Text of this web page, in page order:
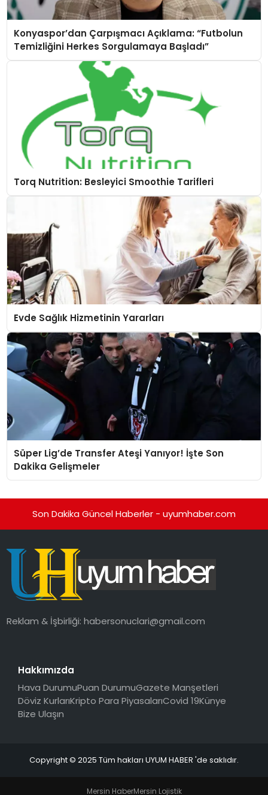
Konyaspor’dan Çarpışmacı Açıklama: “Futbolun
Temizliğini Herkes Sorgulamaya Başladı”
Torq Nutrition: Besleyici Smoothie Tarifleri
Evde Sağlık Hizmetinin Yararları
Süper Lig’de Transfer Ateşi Yanıyor! İşte Son
Dakika Gelişmeler
Son Dakika Güncel Haberler - uyumhaber.com
Reklam & İşbirliği:habersonuclari@gmail.com
Hakkımızda
Hava DurumuPuan DurumuGazete Manşetleri
Döviz KurlarıKripto Para PiyasalarıCovid 19Künye
Bize Ulaşın
Copyright © 2025 Tüm hakları UYUM HABER 'de saklıdır.
Mersin HaberMersin Lojistik